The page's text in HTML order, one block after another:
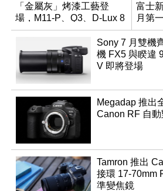
「金屬灰」烤漆工藝登
場，M11-P、Q3、D-Lux 8
領銜換裝
富士
月第
Sony 7 月雙機
機 FX5 與睽違
V 即將登場
Megadap 推出
Canon RF 自
Tamron 推出
接環 17-70mm
準變焦鏡